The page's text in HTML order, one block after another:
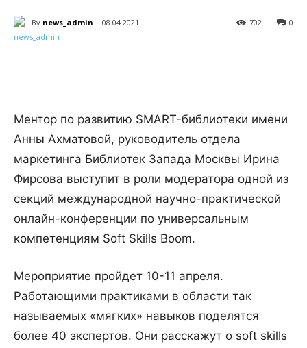
By news_admin 08.04.2021 0
702
Ментор по развитию SMART-библиотеки имени
Анны Ахматовой, руководитель отдела
маркетинга Библиотек Запада Москвы Ирина
Фирсова выступит в роли модератора одной из
секций международной научно-практической
онлайн-конференции по универсальным
компетенциям Soft Skills Boom.
Мероприятие пройдет 10-11 апреля.
Работающими практиками в области так
называемых «мягких» навыков поделятся
более 40 экспертов. Они расскажут о soft skills